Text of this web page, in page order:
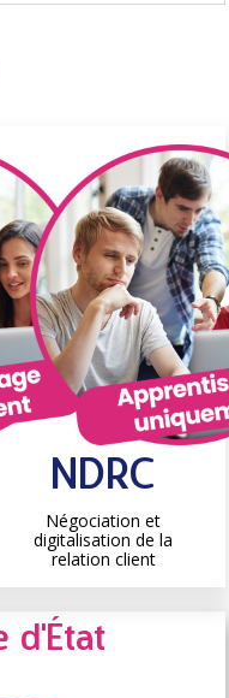
NDRC
Négociation et
digitalisation de la
relation client
d'État